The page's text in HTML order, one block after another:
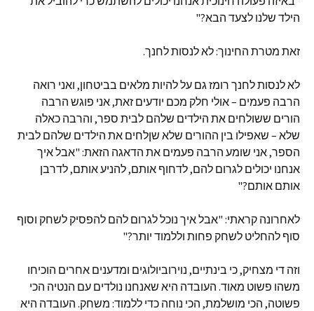
הילד שלנו לצעד הבא?"
זאת מטרת החינוך: לא לנסות לחנך.
לא לנסות לחנך רומז גם על להיות מלאים בביטחון, ואני רואה
הרבה פעמים – אולי חלק מכם יודעים זאת, אני פוגש הרבה
הורים ששולחים את הילדים שלהם לבית ספר, והרבה כאלה
שלא – שאפילו בין ההורים שלא שןלחים את הילדים שלהם לבית
הספר, אני שומע הרבה פעמים את הדאגה הזאת: "אבל איך
אנחנו יכולים לגרום להם, לדחוף אותם, להניע אותם, לדרבן
אותם אותם?"
לאחרונה קראתי: "אבל איך נוכל לגרום להם להפסיק לשחק וסוף
סוף להחליט לשחק פחות וללמוד יותר?"
וזה די מצחיק, כי בינתיים, נוירוביולוגים ומדענים אחרים הוכיחו
משהו פשוט מאוד. העובדה היא שאנחנו נולדים עם הנטיה הכי
פשוטה, הכי מושלמת, הכי נוחה כדי ללמוד: משחק. העובדה היא